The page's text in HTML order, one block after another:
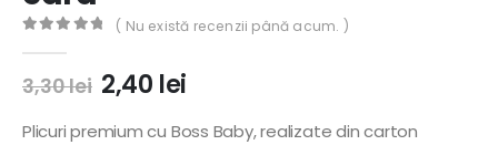
( Nu există recenzii până acum. )
3,30lei Prețul
inițial
a
2,40 leiPrețul
este:
Plicuri premium cu Boss Baby, realizate din carton